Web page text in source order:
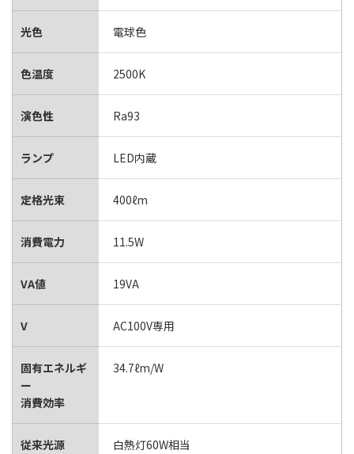
光色 電球色
色温度 2500K
演色性 Ra93
ランプ LED内蔵
定格光束 400ℓm
消費電力 11.5W
VA値 19VA
V AC100V専用
固有エネルギ
ー
消費効率
34.7ℓm/W
従来光源 白熱灯60W相当